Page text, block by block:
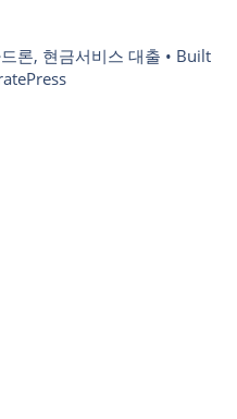
론, 현금서비스 대출 • Built